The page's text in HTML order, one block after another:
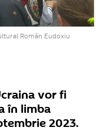
Român Eudoxiu
vor fi
în limba
2023.